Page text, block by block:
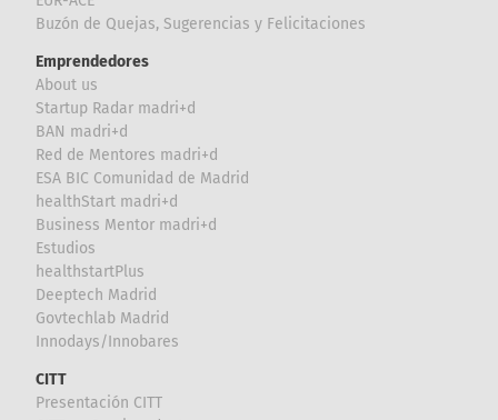
Buzón de Quejas, Sugerencias y Felicitaciones
Emprendedores
About us
Startup Radar madri+d
BAN madri+d
Red de Mentores madri+d
ESA BIC Comunidad de Madrid
healthStart madri+d
Business Mentor madri+d
Estudios
healthstartPlus
Deeptech Madrid
Govtechlab Madrid
Innodays/Innobares
CITT
Presentación CITT